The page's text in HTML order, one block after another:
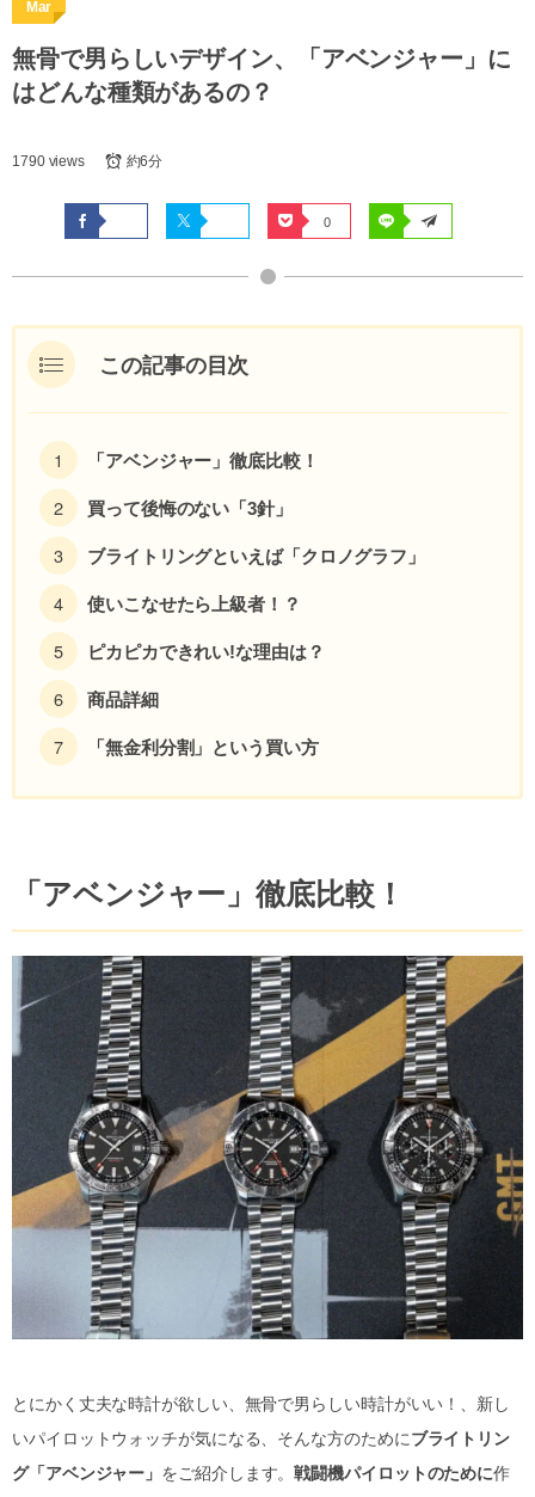
Mar
無骨で男らしいデザイン、「アベンジャー」に
はどんな種類があるの？
1790 views 約6分
0
この記事の目次
「アベンジャー」徹底比較！
買って後悔のない「3針」
ブライトリングといえば「クロノグラフ」
使いこなせたら上級者！？
ピカピカできれい!な理由は？
商品詳細
「無金利分割」という買い方
「アベンジャー」徹底比較！
とにかく丈夫な時計が欲しい、無骨で男らしい時計がいい！、新し
いパイロットウォッチが気になる、そんな方のためにブライトリン
グ「アベンジャー」 をご紹介します。戦闘機パイロットのために作